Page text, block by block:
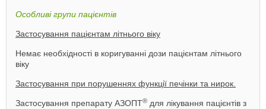
Особливі групи пацієнтів
Застосування пацієнтам літнього віку
Немає необхідності в коригуванні дози пацієнтам літнього
віку
Застосування при порушеннях функції печінки та нирок.
Застосування препарату АЗОПТ® для лікування пацієнтів з